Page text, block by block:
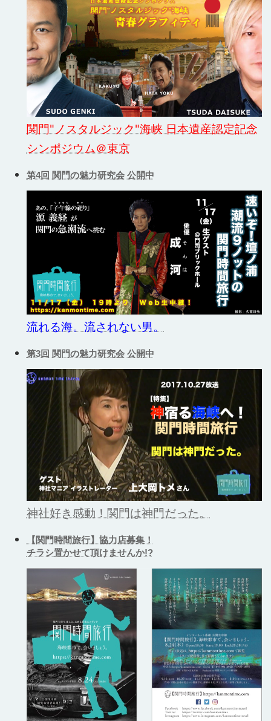
関門"ノスタルジック"海峡 日本遺産認定記念
シンポジウム＠東京
第4回 関門の魅力研究会 公開中
流れる海。流されない男。
第3回 関門の魅力研究会 公開中
神社好き感動！関門は神門だった。
【関門時間旅行】協力店募集！
チラシ置かせて頂けませんか!?